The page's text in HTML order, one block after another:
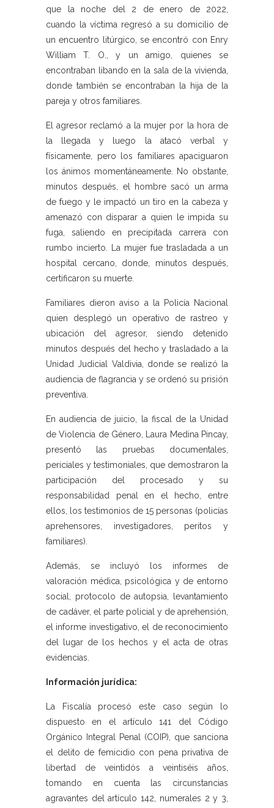
que la noche del 2 de enero de 2022,
cuando la víctima regresó a su domicilio de
un encuentro litúrgico, se encontró con Enry
William T. O., y un amigo, quienes se
encontraban libando en la sala de la vivienda,
donde también se encontraban la hija de la
pareja y otros familiares.
El agresor reclamó a la mujer por la hora de
la llegada y luego la atacó verbal y
físicamente, pero los familiares apaciguaron
los ánimos momentáneamente. No obstante,
minutos después, el hombre sacó un arma
de fuego y le impactó un tiro en la cabeza y
amenazó con disparar a quien le impida su
fuga, saliendo en precipitada carrera con
rumbo incierto. La mujer fue trasladada a un
hospital cercano, donde, minutos después,
certificaron su muerte.
Familiares dieron aviso a la Policía Nacional
quien desplegó un operativo de rastreo y
ubicación del agresor, siendo detenido
minutos después del hecho y trasladado a la
Unidad Judicial Valdivia, donde se realizó la
audiencia de flagrancia y se ordenó su prisión
preventiva.
En audiencia de juicio, la fiscal de la Unidad
de Violencia de Género, Laura Medina Pincay,
presentó las pruebas documentales,
periciales y testimoniales, que demostraron la
participación del procesado y su
responsabilidad penal en el hecho, entre
ellos, los testimonios de 15 personas (policías
aprehensores, investigadores, peritos y
familiares).
Además, se incluyó los informes de
valoración médica, psicológica y de entorno
social, protocolo de autopsia, levantamiento
de cadáver, el parte policial y de aprehensión,
el informe investigativo, el de reconocimiento
del lugar de los hechos y el acta de otras
evidencias.
Información jurídica:
La Fiscalía procesó este caso según lo
dispuesto en el artículo 141 del Código
Orgánico Integral Penal (COIP), que sanciona
el delito de femicidio con pena privativa de
libertad de veintidós a veintiséis años,
tomando en cuenta las circunstancias
agravantes del artículo 142, numerales 2 y 3,